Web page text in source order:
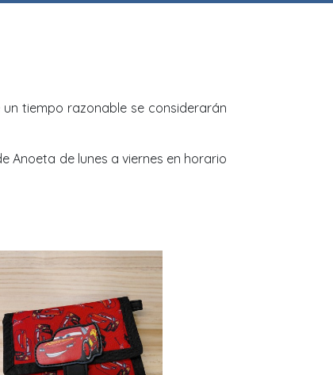
tiempo razonable se considerarán
Anoeta de lunes a viernes en horario